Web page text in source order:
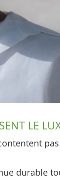
LE
durable